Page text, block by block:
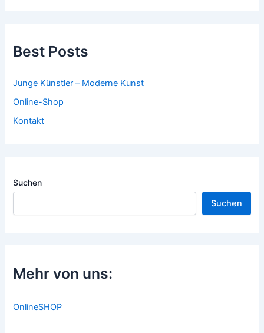
Best Posts
Junge Künstler – Moderne Kunst
Online-Shop
Kontakt
Suchen
Suchen
Mehr von uns:
OnlineSHOP